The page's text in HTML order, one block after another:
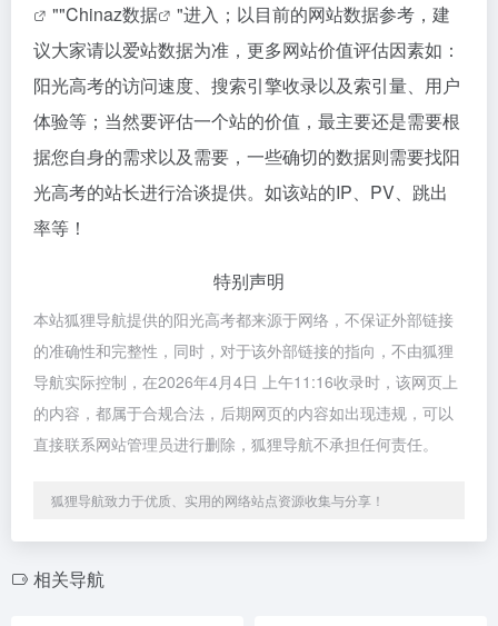
""Chinaz数据
"进入；以目前的网站数据参考，建
议大家请以爱站数据为准，更多网站价值评估因素如：
阳光高考的访问速度、搜索引擎收录以及索引量、用户
体验等；当然要评估一个站的价值，最主要还是需要根
据您自身的需求以及需要，一些确切的数据则需要找阳
光高考的站长进行洽谈提供。如该站的IP、PV、跳出
率等！
特别声明
本站狐狸导航提供的阳光高考都来源于网络，不保证外部链接
的准确性和完整性，同时，对于该外部链接的指向，不由狐狸
导航实际控制，在2026年4月4日 上午11:16收录时，该网页上
的内容，都属于合规合法，后期网页的内容如出现违规，可以
直接联系网站管理员进行删除，狐狸导航不承担任何责任。
狐狸导航致力于优质、实用的网络站点资源收集与分享！
相关导航